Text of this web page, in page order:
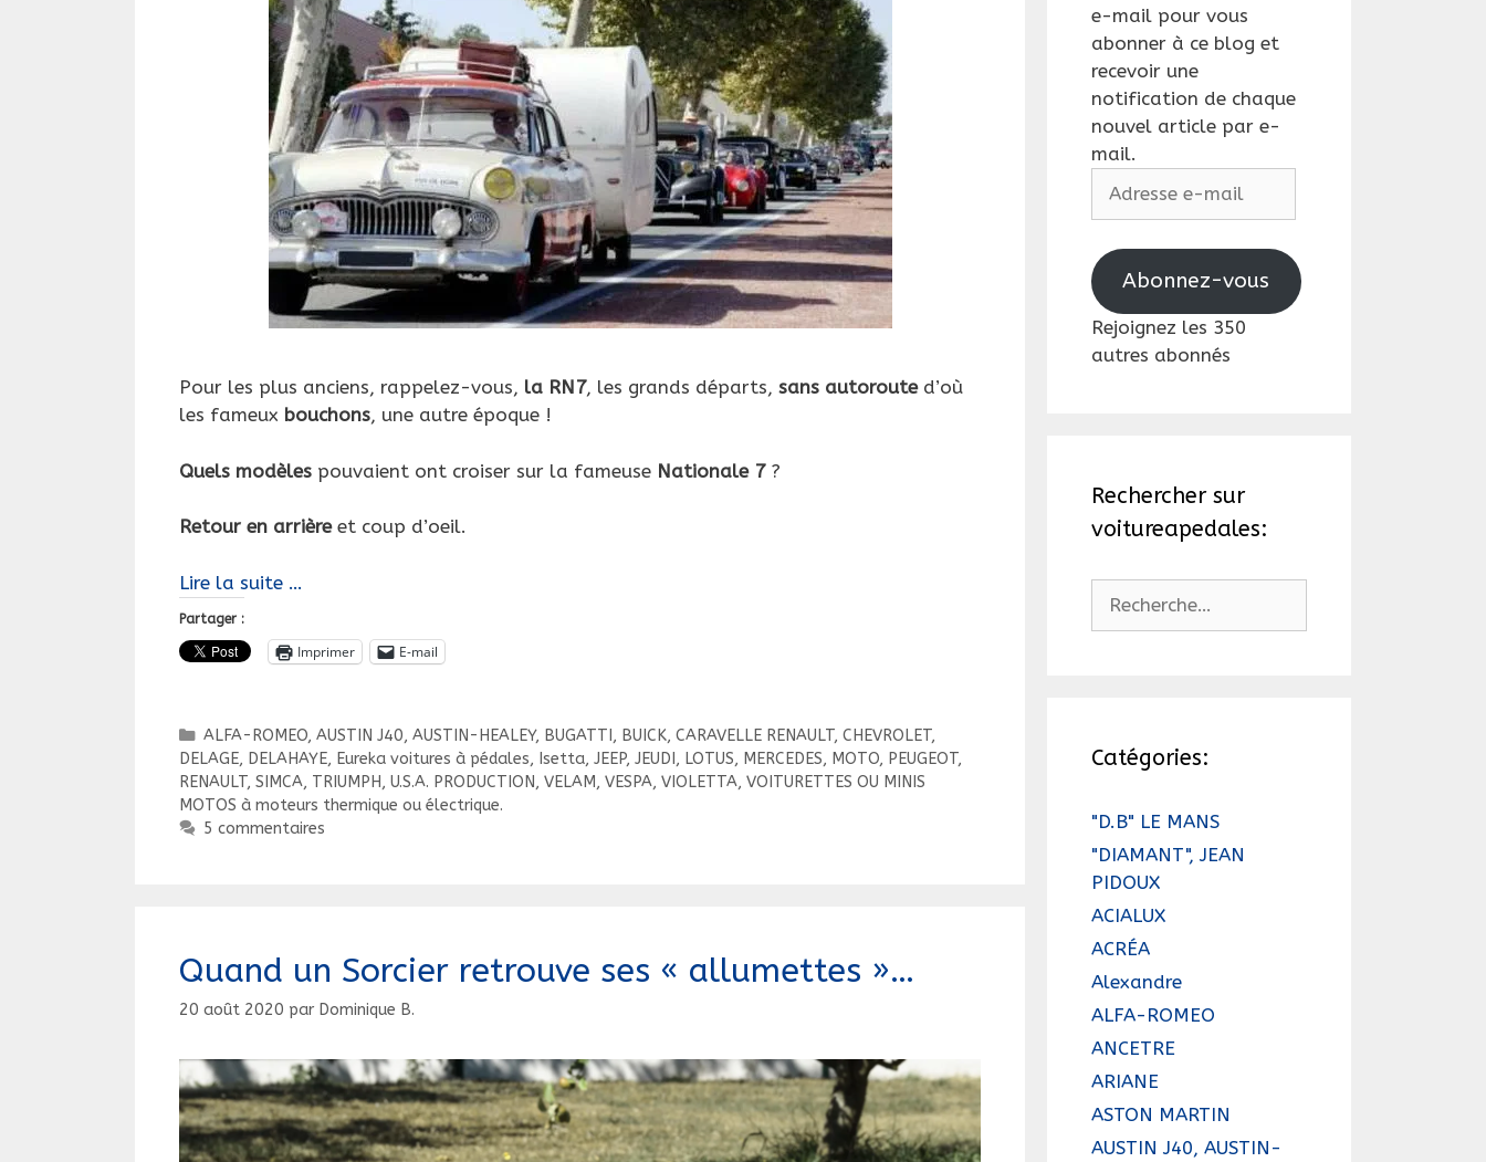
Pour les plus anciens, rappelez-vous, la RN7, les grands départs, sans autorouted’où
les fameux bouchons, une autre époque !
Quels modèles pouvaient ont croiser sur la fameuse Nationale 7?
Retour en arrièreet coup d’oeil.
Lire la suite …
départs,
décapotables,
Renault,
Simca,
Alfa-
Roméo,
Cadillac,
Partager :
Imprimer E-mail
Catégories
ALFA-ROMEO, AUSTIN J40, AUSTIN-HEALEY, BUGATTI , BUICK, CARAVELLE RENAULT, CHEVROLET,
DELAGE, DELAHAYE, Eureka voitures à pédales, Isetta, JEEP, JEUDI , LOTUS, MERCEDES, MOTO, PEUGEOT,
RENAULT, SIMCA, TRIUMPH, U.S.A. PRODUCTION, VELAM, VESPA, VIOLETTA, VOITURETTES OU MINIS
MOTOS à moteurs thermique ou électrique.
5 commentaires
Quand un Sorcier retrouve ses « allumettes »…
20 août 2020 par Dominique B.
e-mail pour vous
abonner à ce blog et
recevoir une
notification de chaque
nouvel article par e-
mail.
Abonnez-vous
Rejoignez les 350
autres abonnés
Rechercher sur
voitureapedales:
Catégories:
"D.B" LE MANS
"DIAMANT", JEAN
PIDOUX
ACIALUX
ACRÉA
Alexandre
ALFA-ROMEO
ANCETRE
ARIANE
ASTON MARTIN
AUSTIN J40, AUSTIN-